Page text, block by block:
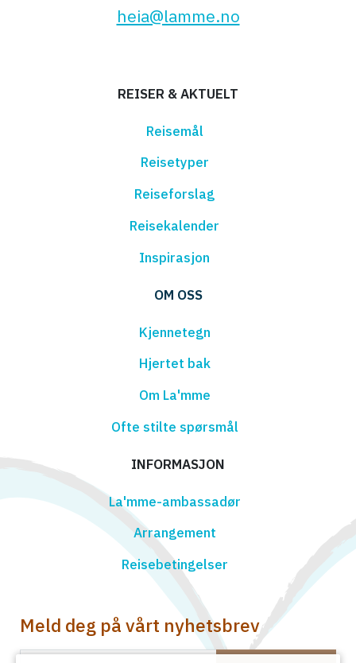
heia@lamme.no
Meld deg på vårt nyhetsbrev
REISER & AKTUELT
Reisemål
Reisetyper
Reiseforslag
Reisekalender
Inspirasjon
OM OSS
Kjennetegn
Hjertet bak
Om La'mme
Ofte stilte spørsmål
INFORMASJON
La'mme-ambassadør
Arrangement
Reisebetingelser